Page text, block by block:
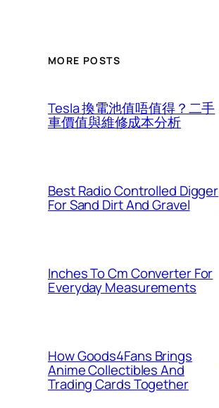
MORE POSTS
Tesla 換電池值唔值得？二手
車價值與維修成本分析
Best Radio Controlled Digger
For Sand Dirt And Gravel
Inches To Cm Converter For
Everyday Measurements
How Goods4Fans Brings
Anime Collectibles And
Trading Cards Together